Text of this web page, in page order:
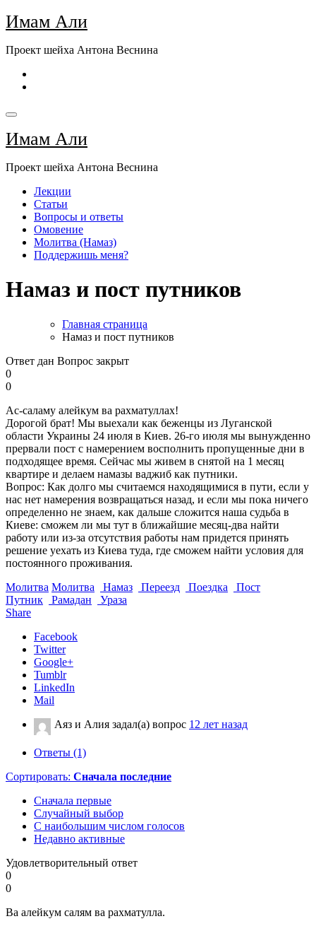
Перейти
к
Имам Али
Проект шейха Антона Веснина
Имам Али
Проект шейха Антона Веснина
Лекции
Статьи
Вопросы и ответы
Омовение
Молитва (Намаз)
Поддержишь меня?
Намаз и пост путников
Главная страница
Намаз и пост путников
Ответ дан Вопрос закрыт
0
0
Ас-саламу алейкум ва рахматуллах!
Дорогой брат! Мы выехали как беженцы из Луганской
области Украины 24 июля в Киев. 26-го июля мы вынужденно
прервали пост с намерением восполнить пропущенные дни в
подходящее время. Сейчас мы живем в снятой на 1 месяц
квартире и делаем намазы ваджиб как путники.
Вопрос: Как долго мы считаемся находящимися в пути, если у
нас нет намерения возвращаться назад, и если мы пока ничего
определенно не знаем, как дальше сложится наша судьба в
Киеве: сможем ли мы тут в ближайшие месяц-два найти
работу или из-за отсутствия работы нам придется принять
решение уехать из Киева туда, где сможем найти условия для
постоянного проживания.
Молитва Молитва Намаз Переезд Поездка
Пост
Путник
Рамадан
Ураза
Share
Facebook
Twitter
Google+
Tumblr
LinkedIn
Mail
Аяз и Алия задал(а) вопрос 12 лет назад
Ответы (1)
Сортировать: Сначала последние
Сначала первые
Случайный выбор
С наибольшим числом голосов
Недавно активные
Удовлетворительный ответ
0
0
Ва алейкум салям ва рахматулла.